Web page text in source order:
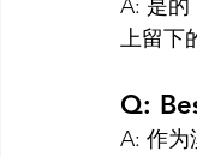
A: 是的
上留下
Q:
A: 作为